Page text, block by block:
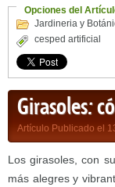
Opciones del
Jardineria y
cesped artificial
Girasoles:
Artículo Publicado el
Los girasoles, con
más alegres y